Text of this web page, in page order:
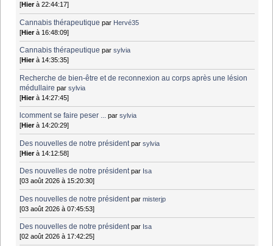
[Hierà 22:44:17]
Cannabis thérapeutique par Hervé35
[Hierà 16:48:09]
Cannabis thérapeutique parsylvia
[Hierà 14:35:35]
Recherche de bien-être et de reconnexion au corps après une lésion
médullaire parsylvia
[Hierà 14:27:45]
lcomment se faire peser ... parsylvia
[Hierà 14:20:29]
Des nouvelles de notre président parsylvia
[Hierà 14:12:58]
Des nouvelles de notre président par Isa
[03 août 2026 à 15:20:30]
Des nouvelles de notre président parmisterjp
[03 août 2026 à 07:45:53]
Des nouvelles de notre président par Isa
[02 août 2026 à 17:42:25]